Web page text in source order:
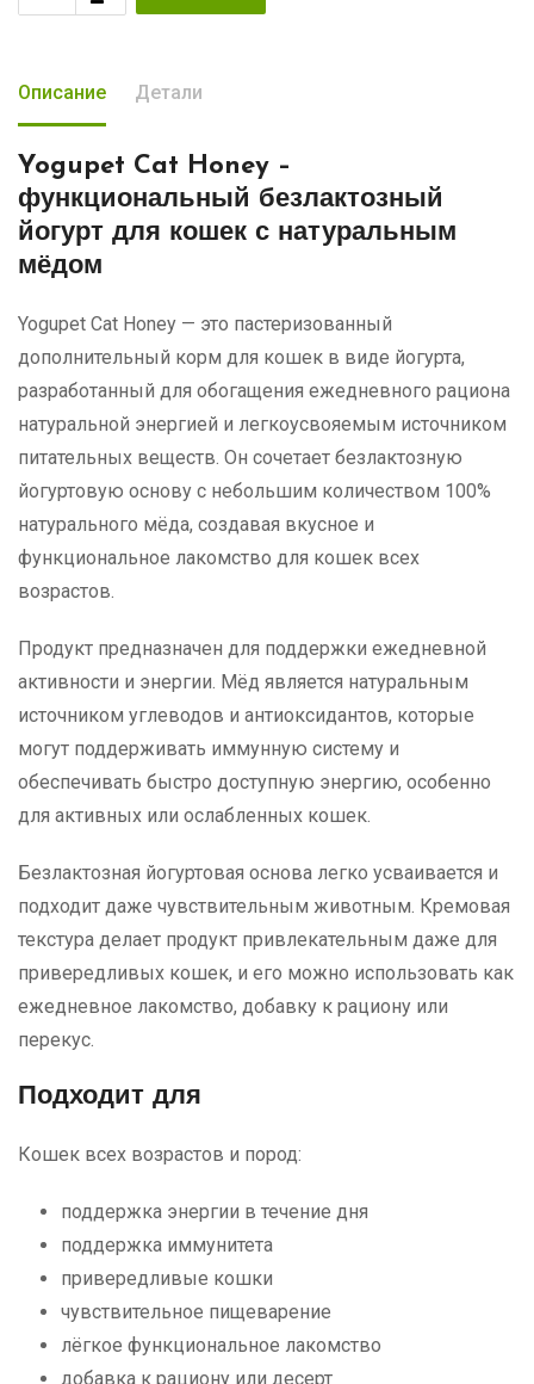
Описание Детали
Yogupet Cat Honey –
функциональный безлактозный
йогурт для кошек с натуральным
мёдом
Yogupet Cat Honey — это пастеризованный
дополнительный корм для кошек в виде йогурта,
разработанный для обогащения ежедневного рациона
натуральной энергией и легкоусвояемым источником
питательных веществ. Он сочетает безлактозную
йогуртовую основу с небольшим количеством 100%
натурального мёда, создавая вкусное и
функциональное лакомство для кошек всех
возрастов.
Продукт предназначен для поддержки ежедневной
активности и энергии. Мёд является натуральным
источником углеводов и антиоксидантов, которые
могут поддерживать иммунную систему и
обеспечивать быстро доступную энергию, особенно
для активных или ослабленных кошек.
Безлактозная йогуртовая основа легко усваивается и
подходит даже чувствительным животным. Кремовая
текстура делает продукт привлекательным даже для
привередливых кошек, и его можно использовать как
ежедневное лакомство, добавку к рациону или
перекус.
Подходит для
Кошек всех возрастов и пород:
поддержка энергии в течение дня
поддержка иммунитета
привередливые кошки
чувствительное пищеварение
лёгкое функциональное лакомство
добавка к рациону или десерт